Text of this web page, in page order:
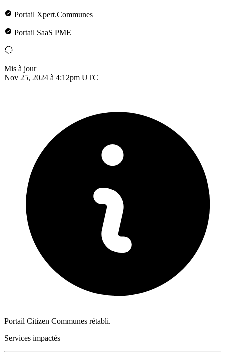
Portail Xpert.Communes
Portail SaaS PME
Mis à jour
Nov 25, 2024 à 4:12pm UTC
Portail Citizen Communes rétabli.
Services impactés